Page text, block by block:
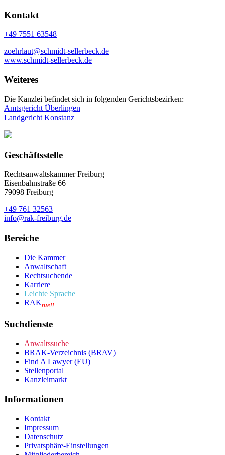
Kontakt
+49 7551 63548
zoehrlaut@schmidt-sellerbeck.de
www.schmidt-sellerbeck.de
Weiteres
Die Kanzlei befindet sich in folgenden Gerichtsbezirken:
Amtsgericht Überlingen
Landgericht Konstanz
Geschäftsstelle
Rechtsanwaltskammer Freiburg
Eisenbahnstraße 66
79098 Freiburg
+49 761 32563
info@rak-freiburg.de
Bereiche
Die Kammer
Anwaltschaft
Rechtsuchende
Karriere
Leichte Sprache
RAKtuell
Suchdienste
Anwaltssuche
BRAK-Verzeichnis (BRAV)
Find A Lawyer (EU)
Stellenportal
Kanzleimarkt
Informationen
Kontakt
Impressum
Datenschutz
Privatsphäre-Einstellungen